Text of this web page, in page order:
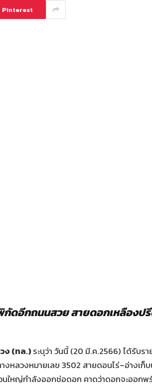
Pinterest
กัดอีกถนนสวยสายดอกเหลืองป
ง (ทล.)ระบุว่า วันนี้(20 มี.ค.2566) ได้รับร
หลวงหมายเลข 3502 สายดอนไร่–อ่างเก็
นใหญ่กำลังออกช่อดอก คาดว่าดอกจะออก